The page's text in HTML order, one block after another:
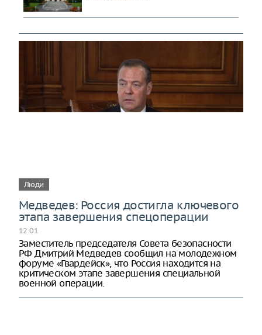
Люди
Медведев: Россия достигла ключевого
этапа завершения спецоперации
12:01
Заместитель председателя Совета безопасности
РФ Дмитрий Медведев сообщил на молодежном
форуме «Гвардейск», что Россия находится на
критическом этапе завершения специальной
военной операции.